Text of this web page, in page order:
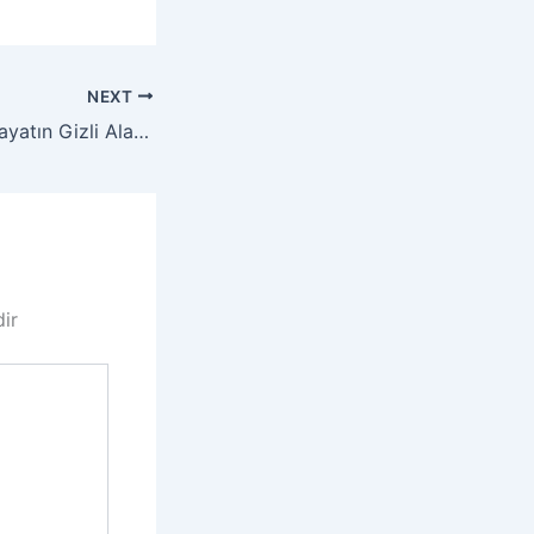
NEXT
Özel Hayata ve Hayatın Gizli Alanına Karşı Suçlar